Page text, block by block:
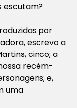
escutam?
por
escrevo a
cinco; a
recém-
e,
uma